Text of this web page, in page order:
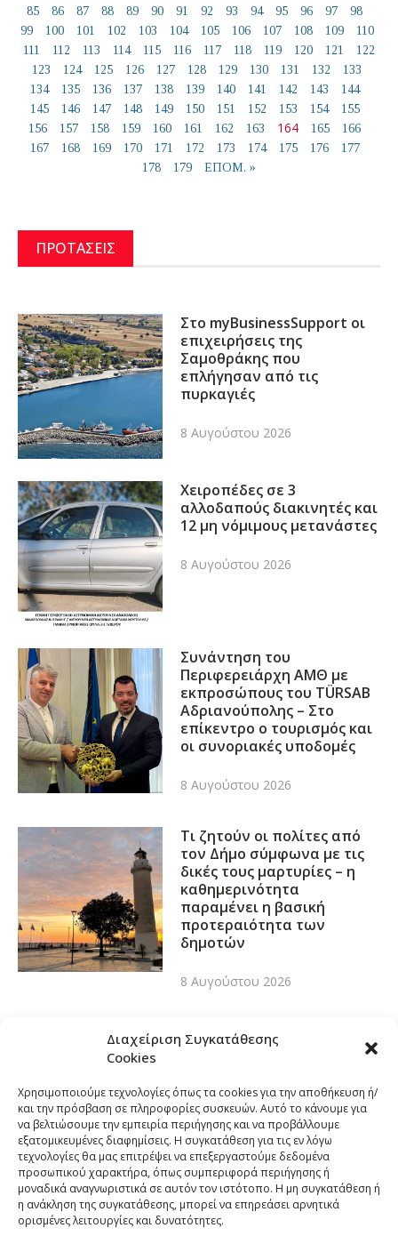
Διαχείριση Συγκατάθεσης
Cookies
Χρησιμοποιούμε τεχνολογίες όπως τα cookies για την αποθήκευση ή/
και την πρόσβαση σε πληροφορίες συσκευών. Αυτό το κάνουμε για
να βελτιώσουμε την εμπειρία περιήγησης και να προβάλλουμε
εξατομικευμένες διαφημίσεις. Η συγκατάθεση για τις εν λόγω
τεχνολογίες θα μας επιτρέψει να επεξεργαστούμε δεδομένα
προσωπικού χαρακτήρα, όπως συμπεριφορά περιήγησης ή
μοναδικά αναγνωριστικά σε αυτόν τον ιστότοπο. Η μη συγκατάθεση ή
η ανάκληση της συγκατάθεσης, μπορεί να επηρεάσει αρνητικά
ορισμένες λειτουργίες και δυνατότητες.
85
86 87 88 89 90 91 92 93 94 95 96 97
98
99
100 101 102 103 104 105 106 107 108 109
110
111
112 113 114 115 116 117 118 119 120 121
122
123
124 125 126 127 128 129 130 131 132
133
134
135 136 137 138 139 140 141 142 143
144
145
146 147 148 149 150 151 152 153 154
155
156
157 158 159 160 161 162 163 164 165
166
167
168 169 170 171 172 173 174 175 176
177
178
179 ΕΠΟΜ. »
ΠΡΟΤΑΣΕΙΣ
Στο myBusinessSupport οι
επιχειρήσεις της
Σαμοθράκης που
επλήγησαν από τις
πυρκαγιές
8 Αυγούστου 2026
Χειροπέδες σε 3
αλλοδαπούς διακινητές και
12 μη νόμιμους μετανάστες
8 Αυγούστου 2026
Συνάντηση του
Περιφερειάρχη ΑΜΘ με
εκπροσώπους του TÜRSAB
Αδριανούπολης – Στο
επίκεντρο ο τουρισμός και
οι συνοριακές υποδομές
8 Αυγούστου 2026
Τι ζητούν οι πολίτες από
τον Δήμο σύμφωνα με τις
δικές τους μαρτυρίες – η
καθημερινότητα
παραμένει η βασική
προτεραιότητα των
δημοτών
8 Αυγούστου 2026